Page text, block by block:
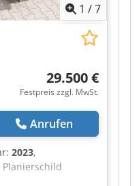
1 /7
29.500 €
Festpreis zzgl. MwSt.
Anrufen
2023,
Planierschild
mit Lasthaken!